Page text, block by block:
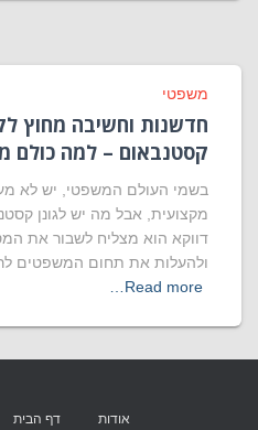
משפטי
חדשנות וחשיבה מחוץ
קסטנבאום – למה כולם
בשמי העולם המשפטי, יש לא
מקצועית, אבל מה יש לגונן
דווקא הוא מצליח לשבור את
ולהעלות את תחום המשפטים
Read more…
אודות דף הבית